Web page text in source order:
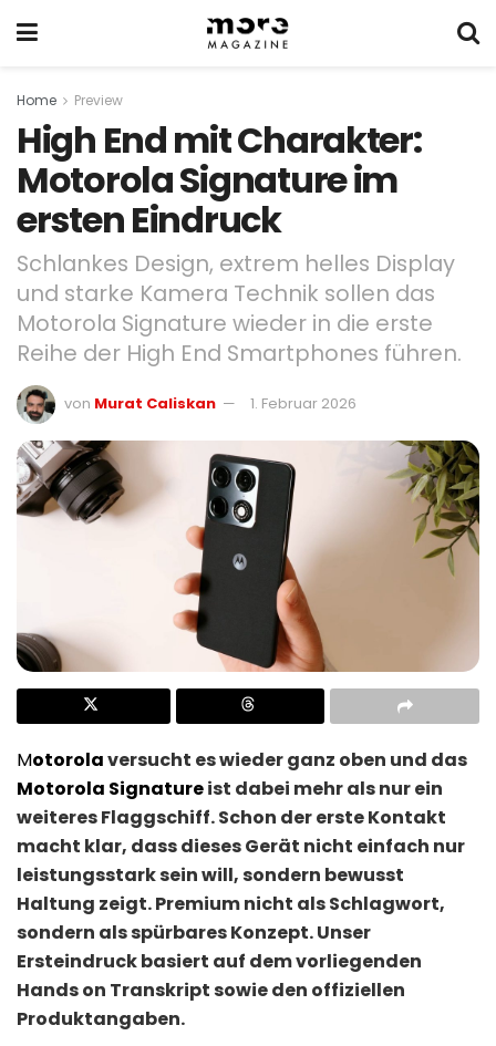
Home Preview
High End mit Charakter:
Motorola Signature im
ersten Eindruck
Schlankes Design, extrem helles Display
und starke Kamera Technik sollen das
Motorola Signature wieder in die erste
Reihe der High End Smartphones führen.
von Murat Caliskan 1. Februar 2026
Motorolaversucht es wieder ganz oben und das
Motorola Signatureist dabei mehr als nur ein
weiteres Flaggschiff. Schon der erste Kontakt
macht klar, dass dieses Gerät nicht einfach nur
leistungsstark sein will, sondern bewusst
Haltung zeigt. Premium nicht als Schlagwort,
sondern als spürbares Konzept. Unser
Ersteindruck basiert auf dem vorliegenden
Hands on Transkript sowie den offiziellen
Produktangaben.